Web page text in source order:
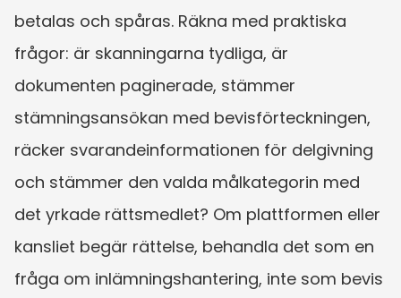
betalas och spåras. Räkna med praktiska
frågor: är skanningarna tydliga, är
dokumenten paginerade, stämmer
stämningsansökan med bevisförteckningen,
räcker svarandeinformationen för delgivning
och stämmer den valda målkategorin med
det yrkade rättsmedlet? Om plattformen eller
kansliet begär rättelse, behandla det som en
fråga om inlämningshantering, inte som bevis